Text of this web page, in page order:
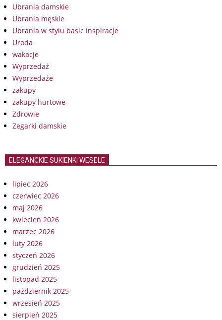
Ubrania damskie
Ubrania męskie
Ubrania w stylu basic Inspiracje
Uroda
wakacje
Wyprzedaż
Wyprzedaże
zakupy
zakupy hurtowe
Zdrowie
Zegarki damskie
ELEGANCKIE SUKIENKI WESELE
lipiec 2026
czerwiec 2026
maj 2026
kwiecień 2026
marzec 2026
luty 2026
styczeń 2026
grudzień 2025
listopad 2025
październik 2025
wrzesień 2025
sierpień 2025